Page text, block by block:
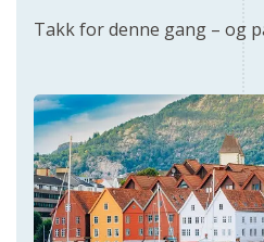
Takk for denne gang – og